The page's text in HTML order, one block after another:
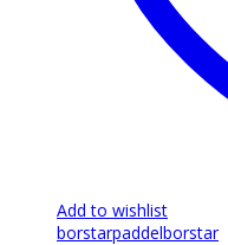
Add to wishlist
borstarpaddelborstar